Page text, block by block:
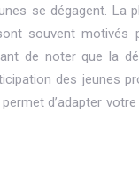
se dégagent. La
souvent motivés
de noter que la
des jeunes
d’adapter